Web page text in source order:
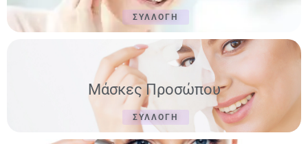
ΣΥΛΛΟΓΗ
Μάσκες Προσώπου
ΣΥΛΛΟΓΗ